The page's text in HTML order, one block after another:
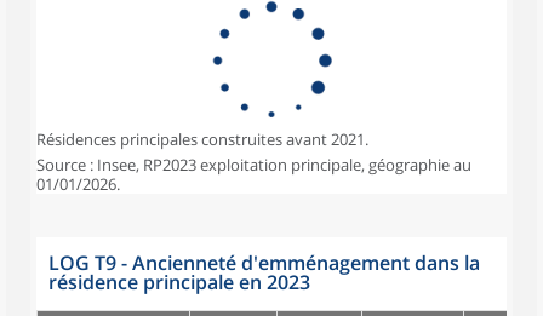
Résidences principales construites avant 2021.
Source : Insee, RP2023 exploitation principale, géographie au
01/01/2026.
LOG T9 - Ancienneté d'emménagement dans la
résidence principale en 2023